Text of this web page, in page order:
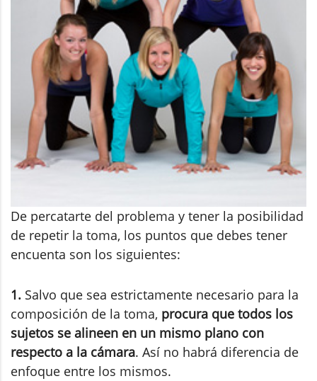
De percatarte del problema y tener la posibilidad
de repetir la toma, los puntos que debes tener
encuenta son los siguientes:
1. Salvo que sea estrictamente necesario para la
composición de la toma, procura que todos los
sujetos se alineen en un mismo plano con
respecto a la cámara. Así no habrá diferencia de
enfoque entre los mismos.